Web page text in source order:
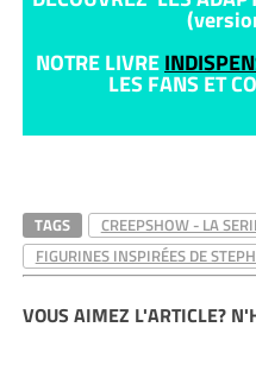
NOTRE LIVRE
LES FANS ET
TAGS
CREEPSHOW - LA
FIGURINES INSPIRÉES DE
VOUS AIMEZ L'ARTICLE?